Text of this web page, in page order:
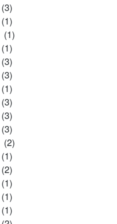
(3)
(1)
(1)
(1)
(3)
(3)
(1)
(3)
(3)
(3)
(2)
(1)
(2)
(1)
(1)
(1)